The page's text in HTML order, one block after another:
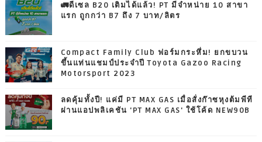
🚛ดีเซล B20 เติมได้แล้ว! PT มีจำหน่าย 10 สาขา
แรก ถูกกว่า B7 ถึง 7 บาท/ลิตร
Compact Family Club ฟอร์มกระหึ่ม! ยกขบวน
ขึ้นแท่นแชมป์ประจำปี Toyota Gazoo Racing
Motorsport 2023
ลดคุ้มทั้งปี! แค่มี PT MAX GAS เมื่อสั่งก๊าซหุงต้มพีที
ผ่านแอปพลิเคชัน 'PT MAX GAS' ใช้โค้ด NEW90B